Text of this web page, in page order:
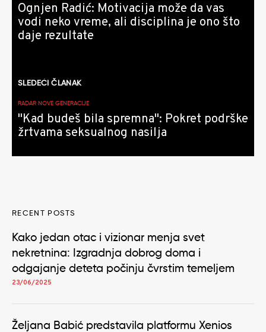
Ognjen Radić: Motivacija može da vas
vodi neko vreme, ali disciplina je ono što
daje rezultate
SLEDEĆI ČLANAK
RADAR NOVE GENERACIJE
"Kad budeš bila spremna": Pokret podrške
žrtvama seksualnog nasilja
RECENT POSTS
Kako jedan otac i vizionar menja svet
nekretnina: Izgradnja dobrog doma i
odgajanje deteta počinju čvrstim temeljem
23/06/2025
Željana Babić predstavila platformu Xenios